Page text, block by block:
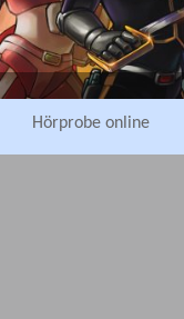
Hörprobe online